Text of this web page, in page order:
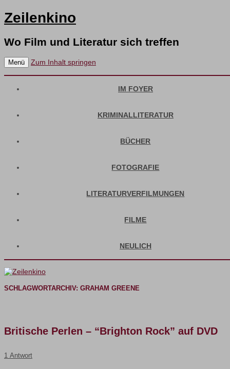
Zeilenkino
Wo Film und Literatur sich treffen
Menü Zum Inhalt springen
IM FOYER
KRIMINALLITERATUR
BÜCHER
FOTOGRAFIE
LITERATURVERFILMUNGEN
FILME
NEULICH
SCHLAGWORTARCHIV: GRAHAM GREENE
Britische Perlen – “Brighton Rock” auf DVD
1 Antwort